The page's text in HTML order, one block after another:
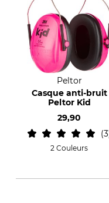
Peltor
Casque anti-bruit
Peltor Kid
29,90
3
2 Couleurs